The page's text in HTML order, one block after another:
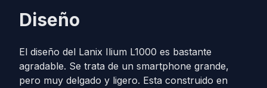
Diseño
El diseño del Lanix Ilium L1000 es bastante
agradable. Se trata de un smartphone grande,
pero muy delgado y ligero. Esta construido en